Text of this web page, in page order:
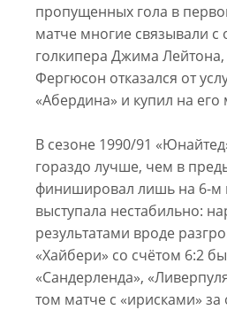
пропущенных гола в
матче многие связывали
голкипера Джима Лейтона,
Фергюсон отказался от
«Абердина» и купил на его
В сезоне 1990/91
гораздо лучше, чем в
финишировал лишь на 6-м
выступала нестабильно:
результатами вроде
«Хайбери» со счётом 6:2
«Сандерленда»,
том матче с «ирисками» за